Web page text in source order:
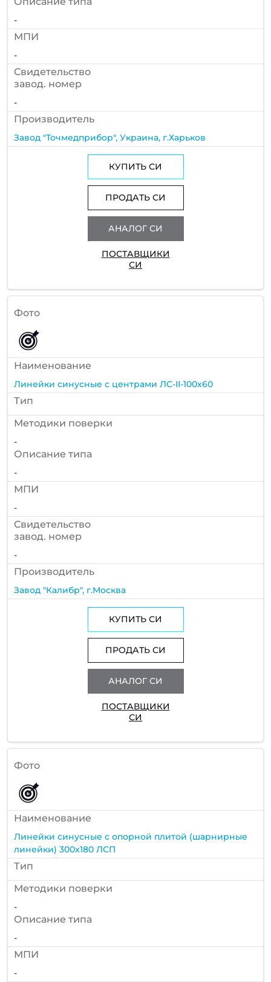
-
МПИ
-
Cвидетельство
завод. номер
-
Производитель
Завод "Точмедприбор", Украина, г.Харьков
КУПИТЬ СИ
ПРОДАТЬ СИ
АНАЛОГ СИ
ПОСТАВЩИКИ
СИ
Фото
Наименование
Линейки синусные с центрами ЛС-II-100х60
Тип
Методики поверки
-
Описание типа
-
МПИ
-
Cвидетельство
завод. номер
-
Производитель
Завод "Калибр", г.Москва
КУПИТЬ СИ
ПРОДАТЬ СИ
АНАЛОГ СИ
ПОСТАВЩИКИ
СИ
Фото
Наименование
Линейки синусные с опорной плитой (шарнирные
линейки) 300х180 ЛСП
Тип
Методики поверки
-
Описание типа
-
МПИ
-